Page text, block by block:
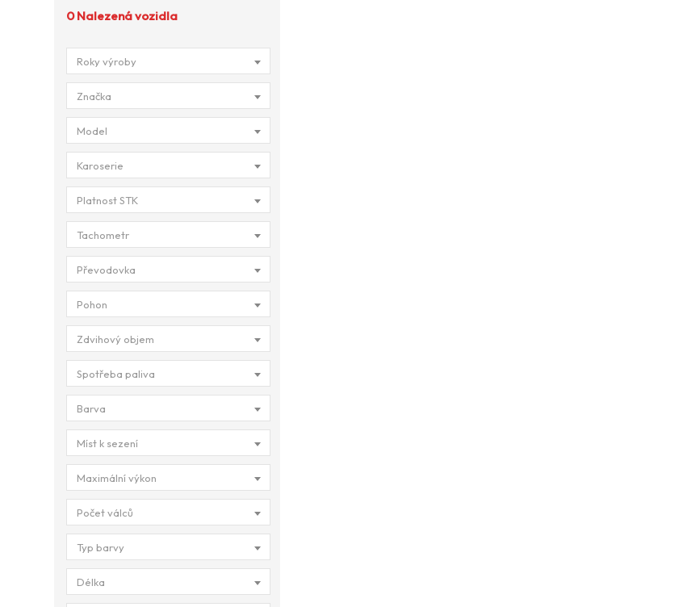
0 Nalezená vozidla
Roky výroby
Značka
Model
Karoserie
Platnost STK
Tachometr
Převodovka
Pohon
Zdvihový objem
Spotřeba paliva
Barva
Míst k sezení
Maximální výkon
Počet válců
Typ barvy
Délka